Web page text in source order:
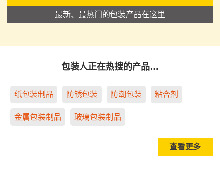
最新、最热门的包装产品在这里
包装人正在热搜的产品…
纸包装制品 防锈包装 防潮包装 粘合剂
金属包装制品 玻璃包装制品
查看更多